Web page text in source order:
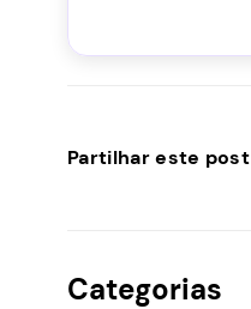
Partilhar este post
Categorias